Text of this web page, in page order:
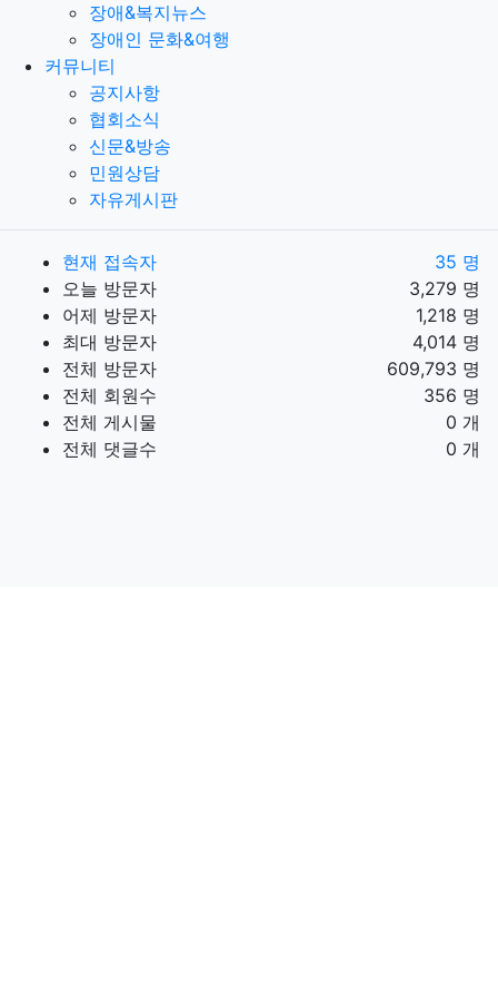
장애&복지뉴스
장애인 문화&여행
커뮤니티
공지사항
협회소식
신문&방송
민원상담
자유게시판
현재 접속자
35 명
오늘 방문자
3,279 명
어제 방문자
1,218 명
최대 방문자
4,014 명
전체 방문자
609,793 명
전체 회원수
356 명
전체 게시물
0 개
전체 댓글수
0 개